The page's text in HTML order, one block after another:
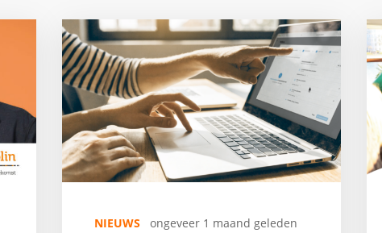
NIEUWS ongeveer 1 maand geleden